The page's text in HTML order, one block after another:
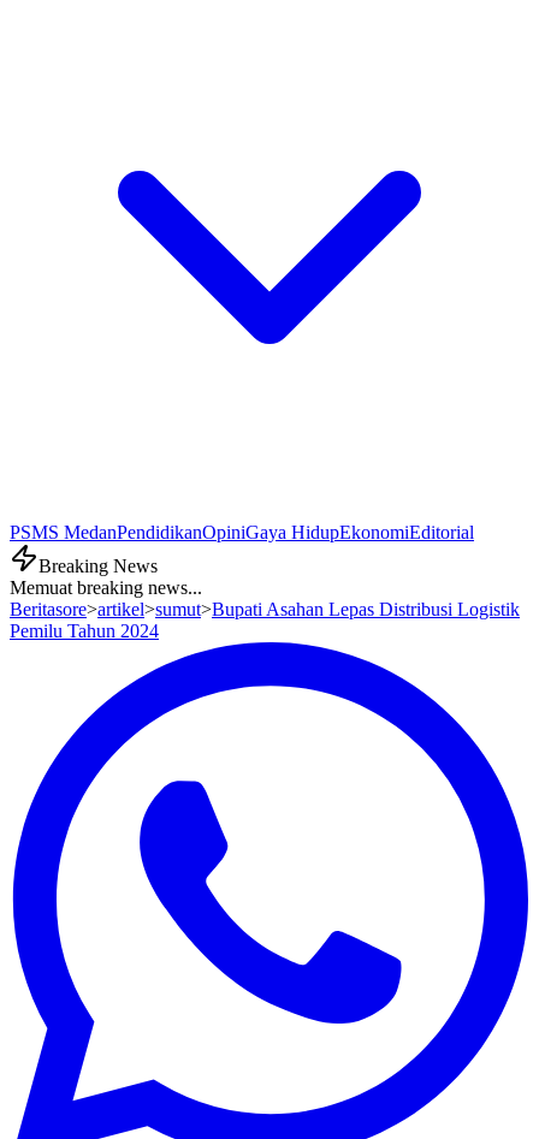
PSMS MedanPendidikanOpiniGaya HidupEkonomiEditorial
Breaking News
Memuat breaking news...
Beritasore>artikel>sumut>Bupati Asahan Lepas Distribusi Logistik
Pemilu Tahun 2024